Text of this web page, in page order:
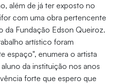
além de já ter exposto no
com uma obra pertencente
da Fundação Edson Queiroz.
artístico foram
espaço", enumera o artista
da instituição nos anos
forte que espero que